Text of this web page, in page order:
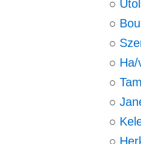
○
○
○
○ Ha/
○
○
○
○